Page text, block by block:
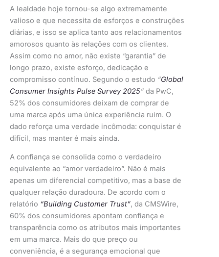
A lealdade hoje tornou-se algo extremamente
valioso e que necessita de esforços e construções
diárias, e isso se aplica tanto aos relacionamentos
amorosos quanto às relações com os clientes.
Assim como no amor, não existe “garantia” de
longo prazo, existe esforço, dedicação e
compromisso contínuo. Segundo o estudo “Global
Consumer Insights Pulse Survey 2025“ da PwC,
52% dos consumidores deixam de comprar de
uma marca após uma única experiência ruim. O
dado reforça uma verdade incômoda: conquistar é
difícil, mas manter é mais ainda.
A confiança se consolida como o verdadeiro
equivalente ao “amor verdadeiro”. Não é mais
apenas um diferencial competitivo, mas a base de
qualquer relação duradoura. De acordo com o
relatório “Building Customer Trust”, da CMSWire,
60% dos consumidores apontam confiança e
transparência como os atributos mais importantes
em uma marca. Mais do que preço ou
conveniência, é a segurança emocional que